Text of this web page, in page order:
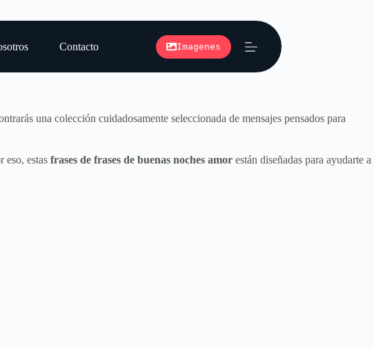
Contacto Imagenes
una colección cuidadosamente seleccionada de mensajes pensados para
eso, estas frases de frases de buenas noches amor están diseñadas para ayudarte a